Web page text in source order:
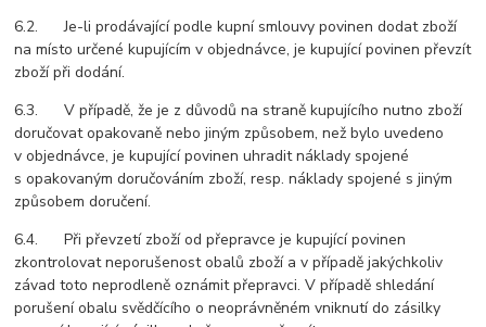
6.2. Je-li prodávající podle kupní smlouvy povinen dodat zboží
na místo určené kupujícím v objednávce, je kupující povinen převzít
zboží při dodání.
6.3. V případě, že je z důvodů na straně kupujícího nutno zboží
doručovat opakovaně nebo jiným způsobem, než bylo uvedeno
v objednávce, je kupující povinen uhradit náklady spojené
s opakovaným doručováním zboží, resp. náklady spojené s jiným
způsobem doručení.
6.4. Při převzetí zboží od přepravce je kupující povinen
zkontrolovat neporušenost obalů zboží a v případě jakýchkoliv
závad toto neprodleně oznámit přepravci. V případě shledání
porušení obalu svědčícího o neoprávněném vniknutí do zásilky